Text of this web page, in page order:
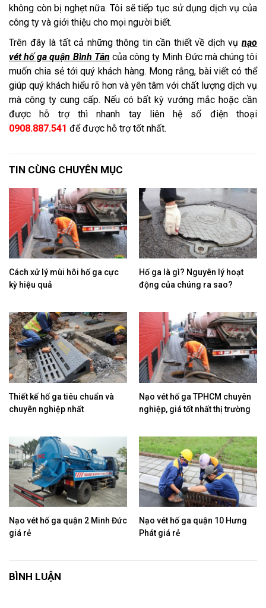
không còn bị nghẹt nữa. Tôi sẽ tiếp tục sử dụng dịch vụ của
công ty và giới thiệu cho mọi người biết.
Trên đây là tất cả những thông tin cần thiết về dịch vụ nạo
vét hố ga quận Bình Tân của công ty Minh Đức mà chúng tôi
muốn chia sẻ tới quý khách hàng. Mong rằng, bài viết có thể
giúp quý khách hiểu rõ hơn và yên tâm với chất lượng dịch vụ
mà công ty cung cấp. Nếu có bất kỳ vướng mắc hoặc cần
được hỗ trợ thì nhanh tay liên hệ số điện thoại
0908.887.541 để được hỗ trợ tốt nhất.
TIN CÙNG CHUYÊN MỤC
Cách xử lý mùi hôi hố ga cực
kỳ hiệu quả
Hố ga là gì? Nguyên lý hoạt
động của chúng ra sao?
Thiết kế hố ga tiêu chuẩn và
chuyên nghiệp nhất
Nạo vét hố ga TPHCM chuyên
nghiệp, giá tốt nhất thị trường
Nạo vét hố ga quận 2 Minh Đức
giá rẻ
Nạo vét hố ga quận 10 Hưng
Phát giá rẻ
BÌNH LUẬN